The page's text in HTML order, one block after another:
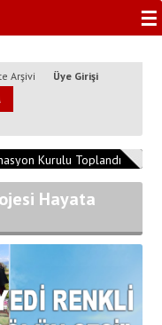
☰
Arşivi Üye Girişi
Kurulu Toplandı
Hayata